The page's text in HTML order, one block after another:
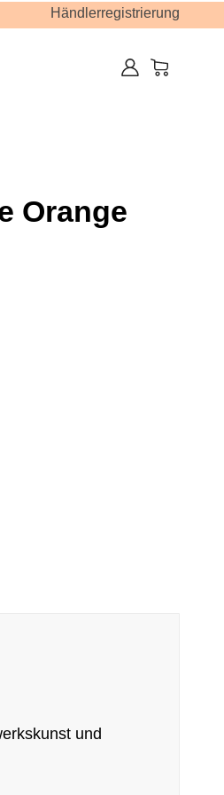
Händlerregistrierung
Orange
und